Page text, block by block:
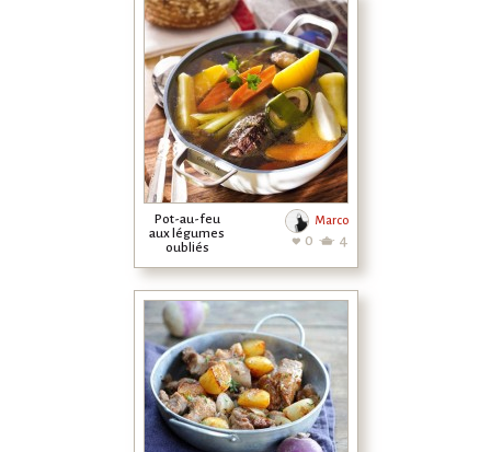
Pot-au-feu
aux légumes
oubliés
Marco
0 4